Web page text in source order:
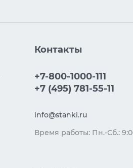
Контакты
+7-800-1000-111
+7 (495) 781-55-11
info@stanki.ru
Время работы: Пн.-Сб.: